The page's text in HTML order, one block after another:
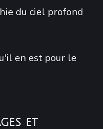
du ciel profond
en est pour le
et